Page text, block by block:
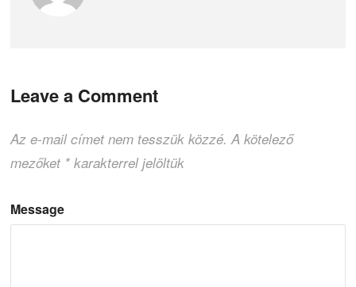
Leave a Comment
Az e-mail címet nem tesszük közzé. A kötelező
mezőket * karakterrel jelöltük
Message